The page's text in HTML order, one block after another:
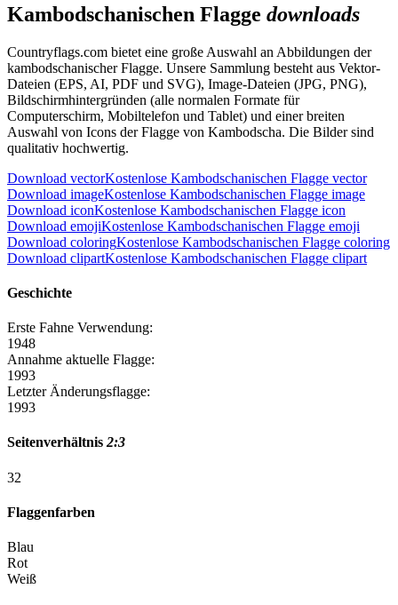
Kambodschanischen Flagge downloads
Countryflags.com bietet eine große Auswahl an Abbildungen der
kambodschanischer Flagge. Unsere Sammlung besteht aus Vektor-
Dateien (EPS, AI, PDF und SVG), Image-Dateien (JPG, PNG),
Bildschirmhintergründen (alle normalen Formate für
Computerschirm, Mobiltelefon und Tablet) und einer breiten
Auswahl von Icons der Flagge von Kambodscha. Die Bilder sind
qualitativ hochwertig.
Download vectorKostenlose Kambodschanischen Flagge vector
Download imageKostenlose Kambodschanischen Flagge image
Download iconKostenlose Kambodschanischen Flagge icon
Download emojiKostenlose Kambodschanischen Flagge emoji
Download coloringKostenlose Kambodschanischen Flagge coloring
Download clipartKostenlose Kambodschanischen Flagge clipart
Geschichte
Erste Fahne Verwendung:
1948
Annahme aktuelle Flagge:
1993
Letzter Änderungsflagge:
1993
Seitenverhältnis2:3
32
Flaggenfarben
Blau
Rot
Weiß